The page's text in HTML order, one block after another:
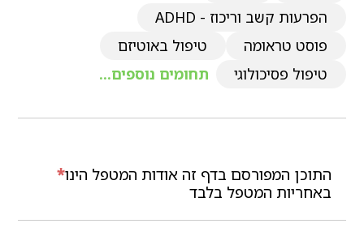
הפרעות קשב וריכוז - ADHD
פוסט טראומה
טיפול באוטיזם
טיפול פסיכולוגי
תחומים נוספים...
*התוכן המפורסם בדף זה אודות המטפל הינו
באחריות המטפל בלבד